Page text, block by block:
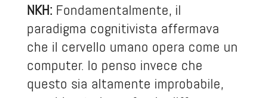
NKH:Fondamentalmente, il
paradigma cognitivista affermava
che il cervello umano opera come un
computer. Io penso invece che
questo sia altamente improbabile,